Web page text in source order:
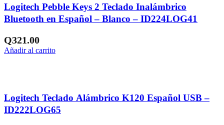
Logitech Pebble Keys 2 Teclado Inalámbrico
Bluetooth en Español – Blanco – ID224LOG41
Q321.00
Añadir al carrito
Logitech Teclado Alámbrico K120 Español USB –
ID222LOG65